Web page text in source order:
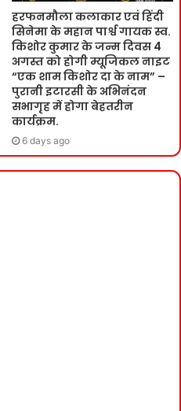
हरफनमौला कलाकार एवं हिंदी
सिनेमा के महान पार्श्व गायक स्व.
किशोर कुमार के जन्म दिवस 4
अगस्त को होगी म्यूजिकल नाइट
“एक शाम किशोर दा के नाम” –
पुरानी इटारसी के अभिनंदन
सभागृह में होगा बेहतरीन
कार्यक्रम.
6 days ago